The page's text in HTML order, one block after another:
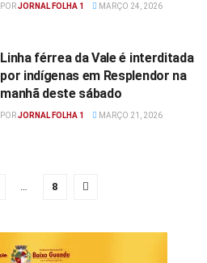
PORJORNAL FOLHA 1 MARÇO 24, 2026
Linha férrea da Vale é interditada
por indígenas em Resplendor na
manhã deste sábado
PORJORNAL FOLHA 1 MARÇO 21, 2026
… 8